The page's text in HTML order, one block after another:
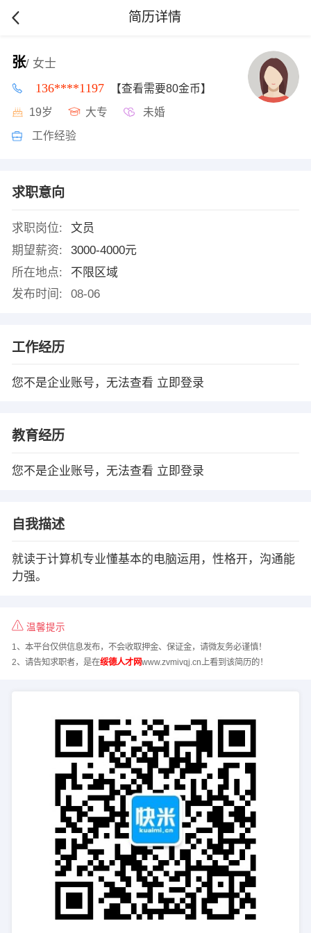
简历详情
张/ 女士
136****1197 【查看需要80金币】
19岁 大专 未婚
工作经验
求职意向
求职岗位:
文员
期望薪资:
3000-4000元
所在地点:
不限区域
发布时间:
08-06
工作经历
您不是企业账号，无法查看 立即登录
教育经历
您不是企业账号，无法查看 立即登录
自我描述
就读于计算机专业懂基本的电脑运用，性格开，沟通能
力强。
温馨提示
1、本平台仅供信息发布，不会收取押金、保证金，请微友务必谨慎！
2、请告知求职者，是在绥德人才网www.zvmivqj.cn上看到该简历的！